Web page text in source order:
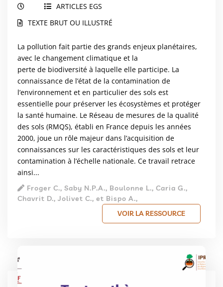
ARTICLES EGS
TEXTE BRUT OU ILLUSTRÉ
La pollution fait partie des grands enjeux planétaires,
avec le changement climatique et la
perte de biodiversité à laquelle elle participe. La
connaissance de l’état de la contamination de
l’environnement et en particulier des sols est
essentielle pour préserver les écosystèmes et protéger
la santé humaine. Le Réseau de mesures de la qualité
des sols (RMQS), établi en France depuis les années
2000, joue un rôle majeur dans l’acquisition de
connaissances sur les caractéristiques des sols et leur
contamination à l’échelle nationale. Ce travail retrace
ainsi...
Froger C., Saby N.P.A., Boulonne L., Caria G.,
Chavrit D., Jolivet C., et Bispo A.,
VOIR LA RESSOURCE